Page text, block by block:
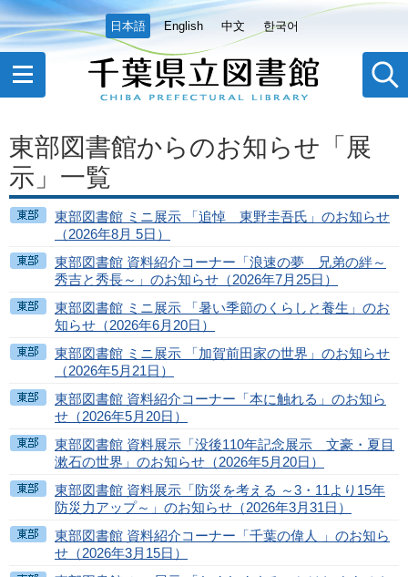
日本語 English 中文 한국어
東部図書館からのお知らせ「展
示」一覧
東部図書館 ミニ展示 「追悼 東野圭吾氏」のお知らせ
（2026年8月 5日）
東部図書館 資料紹介コーナー「浪速の夢 兄弟の絆～
秀吉と秀長～」のお知らせ（2026年7月25日）
東部図書館 ミニ展示 「暑い季節のくらしと養生」のお
知らせ（2026年6月20日）
東部図書館 ミニ展示 「加賀前田家の世界」のお知らせ
（2026年5月21日）
東部図書館 資料紹介コーナー「本に触れる」のお知ら
せ（2026年5月20日）
東部図書館 資料展示「没後110年記念展示 文豪・夏目
漱石の世界」のお知らせ（2026年5月20日）
東部図書館 資料展示「防災を考える ～3・11より15年
防災力アップ～」のお知らせ（2026年3月31日）
東部図書館 資料紹介コーナー「千葉の偉人 」のお知ら
せ（2026年3月15日）